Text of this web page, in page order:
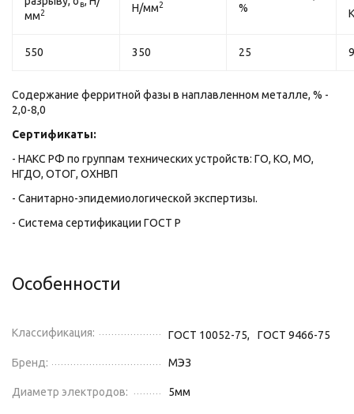
в
мм2 Н/мм2 %
550 350 25
Содержание ферритной фазы в наплавленном металле, % -
2,0-8,0
Сертификаты:
- НАКС РФ по группам технических устройств: ГО, КО, МО,
НГДО, ОТОГ, ОХНВП
- Санитарно-эпидемиологической экспертизы.
- Система сертификации ГОСТ Р
Особенности
Классификация: ГОСТ 10052-75, ГОСТ 9466-75
Бренд: МЭЗ
Диаметр электродов: 5мм